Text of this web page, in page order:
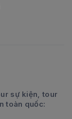
sự kiện, tour
toàn quốc: